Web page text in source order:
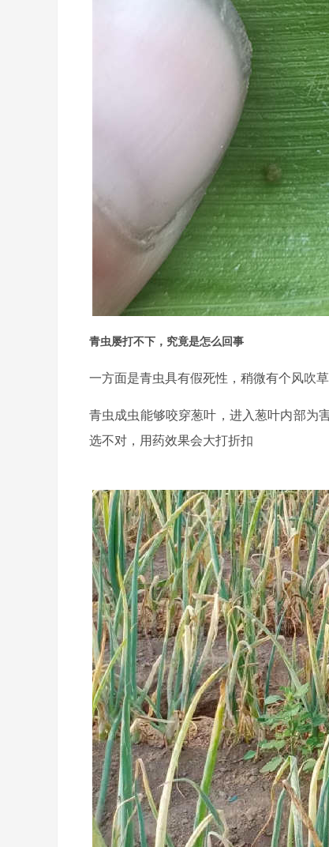
青虫屡打不下，究竟是怎么回事
一方面是青虫具有假死性，稍微有个风吹
青虫成虫能够咬穿葱叶，进入葱叶内部为
选不对，用药效果会大打折扣